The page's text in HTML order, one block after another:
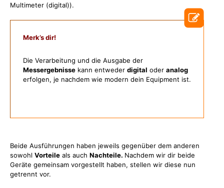
Multimeter (digital)).
Merk’s dir!
Die Verarbeitung und die Ausgabe der
Messergebnisse kann entweder digital oder analog
erfolgen, je nachdem wie modern dein Equipment ist.
Beide Ausführungen haben jeweils gegenüber dem anderen
sowohl Vorteile als auch Nachteile. Nachdem wir dir beide
Geräte gemeinsam vorgestellt haben, stellen wir diese nun
getrennt vor.